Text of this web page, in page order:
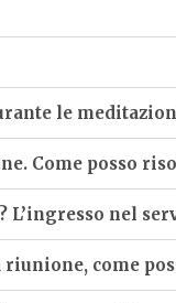
le
Come posso
L’ingresso nel
come